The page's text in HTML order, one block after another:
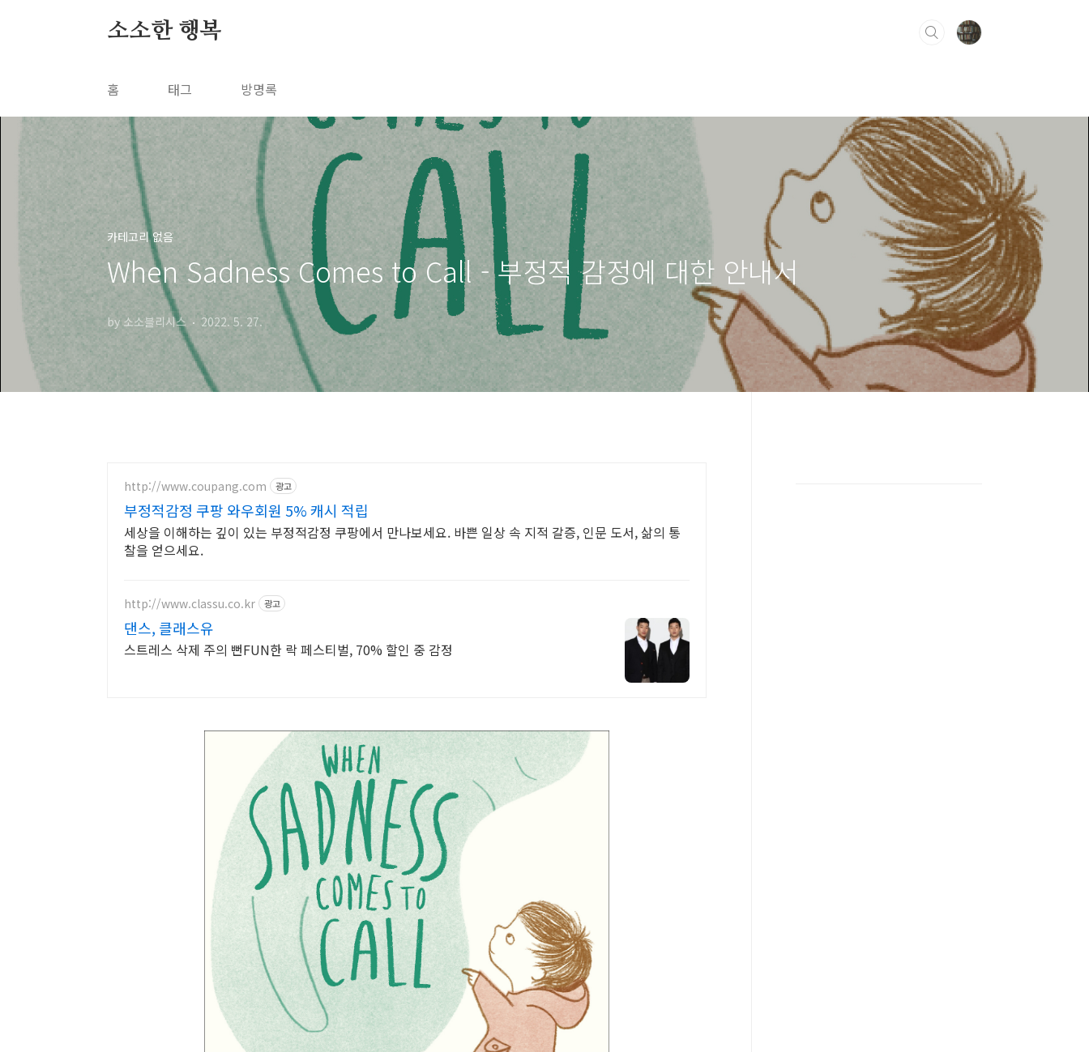
소소한 행복
홈 태그 방명록
카테고리 없음
When Sadness Comes to Call - 부정적 감정에 대한 안내서
by 소소블리시스 2022. 5. 27.
http://www.coupang.com 광고
부정적감정 쿠팡 와우회원 5% 캐시 적립
세상을 이해하는 깊이 있는 부정적감정 쿠팡에서 만나보세요. 바쁜 일상 속 지적 갈증, 인문 도서, 삶의 통
찰을 얻으세요.
http://www.classu.co.kr 광고
댄스, 클래스유
스트레스 삭제 주의 뻔FUN한 락 페스티벌, 70% 할인 중 감정